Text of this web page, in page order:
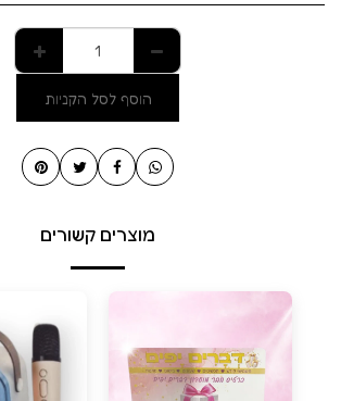
הוסף לסל הקניות
מוצרים קשורים